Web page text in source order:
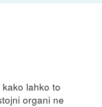
lahko to
organi ne